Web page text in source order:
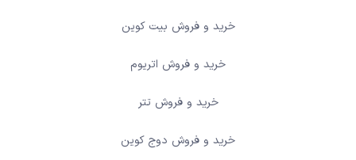
خرید و فروش بیت کوین
خرید و فروش اتریوم
خرید و فروش تتر
خرید و فروش دوج کوین